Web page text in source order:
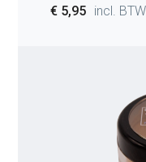
5
€ 5,95 incl. BTW